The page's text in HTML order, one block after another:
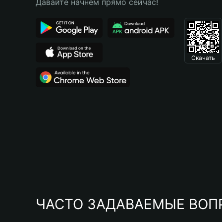
Давайте начнем прямо сейчас!
Скачать
ЧАСТО ЗАДАВАЕМЫЕ